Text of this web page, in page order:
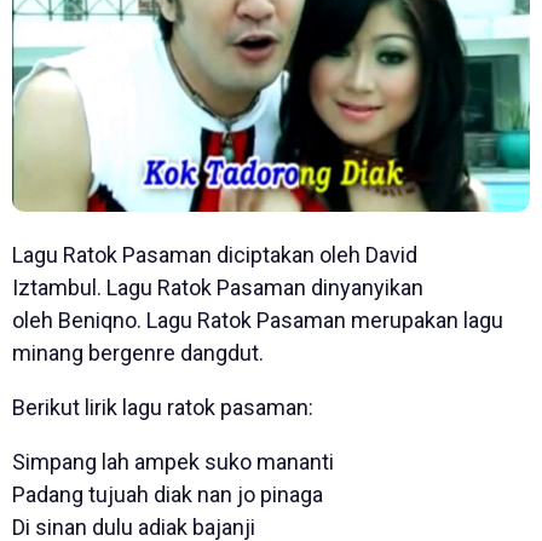
Lagu Ratok Pasaman diciptakan oleh David
Iztambul. Lagu Ratok Pasaman dinyanyikan
oleh Beniqno. Lagu Ratok Pasaman merupakan lagu
minang bergenre dangdut.
Berikut lirik lagu ratok pasaman:
Simpang lah ampek suko mananti
Padang tujuah diak nan jo pinaga
Di sinan dulu adiak bajanji